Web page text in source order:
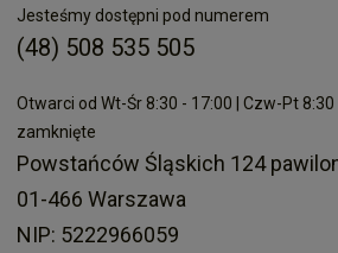
Jesteśmy dostępni pod numerem
(48) 508 535 505
Otwarci od Wt-Śr 8:30 - 17:00 | Czw-Pt
zamknięte
Powstańców Śląskich 124
01-466 Warszawa
NIP: 5222966059